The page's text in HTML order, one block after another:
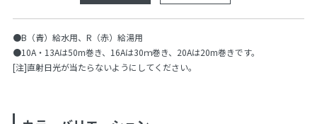
●B（青）給水用、R（赤）給湯用
●10A・13Aは50m巻き、16Aは30ｍ巻き、20Aは20m巻きです。
[注]直射日光が当たらないようにしてください。